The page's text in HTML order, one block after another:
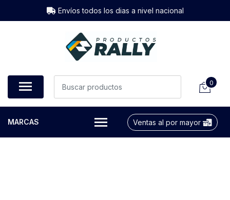
Envíos todos los dias a nivel nacional
0
MARCAS Ventas al por mayor